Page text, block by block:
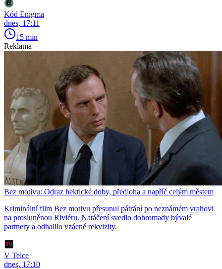
Kód Enigma
dnes, 17:11
15 min
Reklama
Bez motivu: Odraz hektické doby, předloha a napříč celým městem
Kriminální film Bez motivu přesunul pátrání po neznámém vrahovi
na prosluněnou Riviéru. Natáčení svedlo dohromady bývalé
partnery a odhalilo vzácné rekvizity.
V Telce
dnes, 17:10